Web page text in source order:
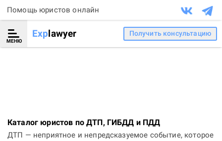
Помощь юристов онлайн
МЕНЮ
Explawyer Получить консультацию
Каталог юристов по ДТП, ГИБДД и ПДД
ДТП — неприятное и непредсказуемое событие, которое